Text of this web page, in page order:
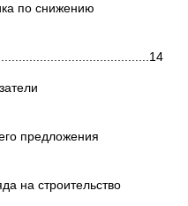
по снижению
предложения
на строительство